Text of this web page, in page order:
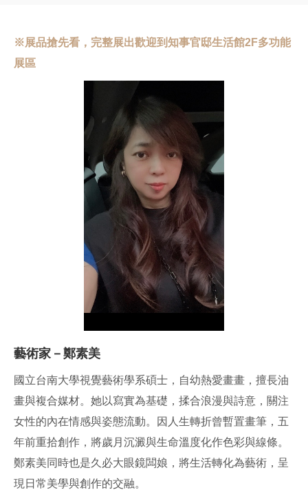
※展品搶先看，完整展出歡迎到知事官邸生活館2F多功能
展區
藝術家－鄭素美
國立台南大學視覺藝術學系碩士，自幼熱愛畫畫，擅長油
畫與複合媒材。她以寫實為基礎，揉合浪漫與詩意，關注
女性的內在情感與姿態流動。因人生轉折曾暫置畫筆，五
年前重拾創作，將歲月沉澱與生命溫度化作色彩與線條。
鄭素美同時也是久必大眼鏡闆娘，將生活轉化為藝術，呈
現日常美學與創作的交融。